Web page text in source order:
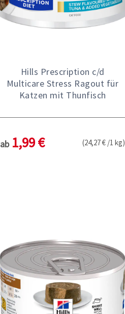
Hills Prescription c/d
Multicare Stress Ragout für
Katzen mit Thunfisch
ab 1,99 € (24,27 € /1 kg)